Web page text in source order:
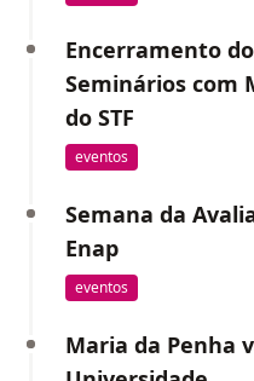
Encerramento
Seminários com
do STF
eventos
Semana da
Enap
eventos
Maria da Penha